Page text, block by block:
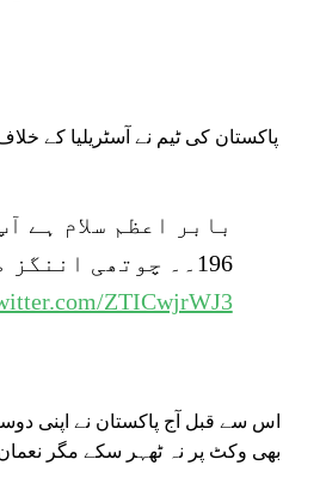
196۔۔ چوتھی اننگز میں کسی بھی کپتان کا سب سے بڑا سکور۔۔شاہ بابر۔۔
ZTICwjrWJ3
بھی وکٹ پر نہ ٹھہر سکے مگر